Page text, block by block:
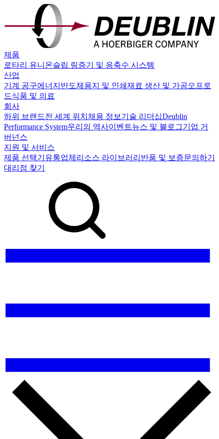
제품
로타리 유니온슬립 링증기 및 응축수 시스템
산업
기계 공구에너지 반도체 용지 및 인쇄재료 생산 및 가공오프로
드식품 및 의료
회사
하위 브랜드전 세계 위치 채용 정보 기술 리더십Deublin
Performance System우리의 역사이벤트뉴스 및 블로그기업 거
버넌스
지원 및 서비스
제품 선택기 유통업체 리소스 라이브러리 반품 및 보증문의하기
대리점 찾기